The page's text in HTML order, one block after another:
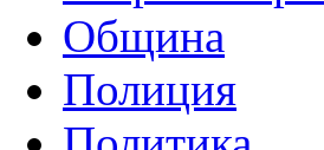
Община
Полиция